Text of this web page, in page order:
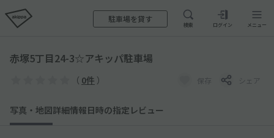
駐車場を貸す
検索 ログイン メニュー
赤塚5丁目24-3☆アキッパ駐車場
（ 0件 ） 保存 シェア
写真・地図詳細情報日時の指定 レビュー